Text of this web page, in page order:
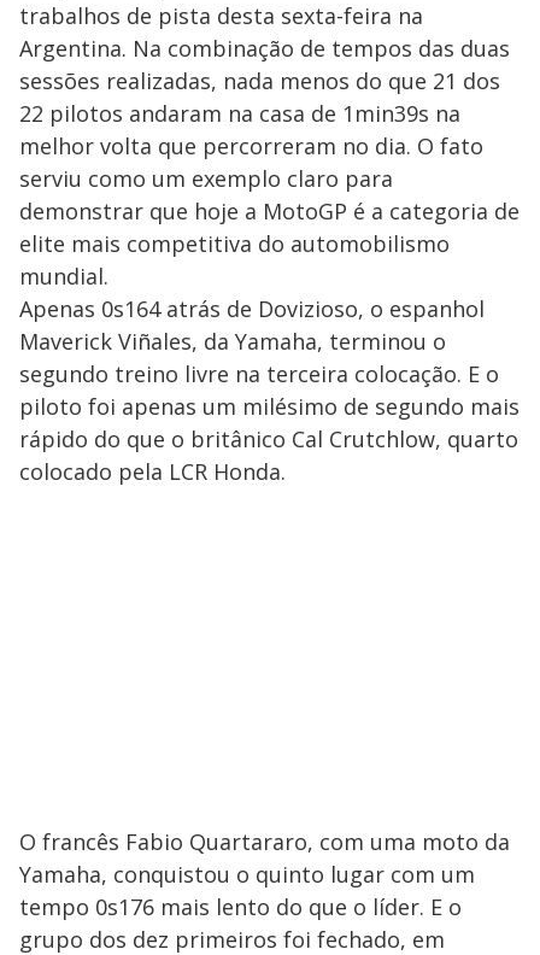
trabalhos de pista desta sexta-feira na
Argentina. Na combinação de tempos das duas
sessões realizadas, nada menos do que 21 dos
22 pilotos andaram na casa de 1min39s na
melhor volta que percorreram no dia. O fato
serviu como um exemplo claro para
demonstrar que hoje a MotoGP é a categoria de
elite mais competitiva do automobilismo
mundial.
Apenas 0s164 atrás de Dovizioso, o espanhol
Maverick Viñales, da Yamaha, terminou o
segundo treino livre na terceira colocação. E o
piloto foi apenas um milésimo de segundo mais
rápido do que o britânico Cal Crutchlow, quarto
colocado pela LCR Honda.
O francês Fabio Quartararo, com uma moto da
Yamaha, conquistou o quinto lugar com um
tempo 0s176 mais lento do que o líder. E o
grupo dos dez primeiros foi fechado, em